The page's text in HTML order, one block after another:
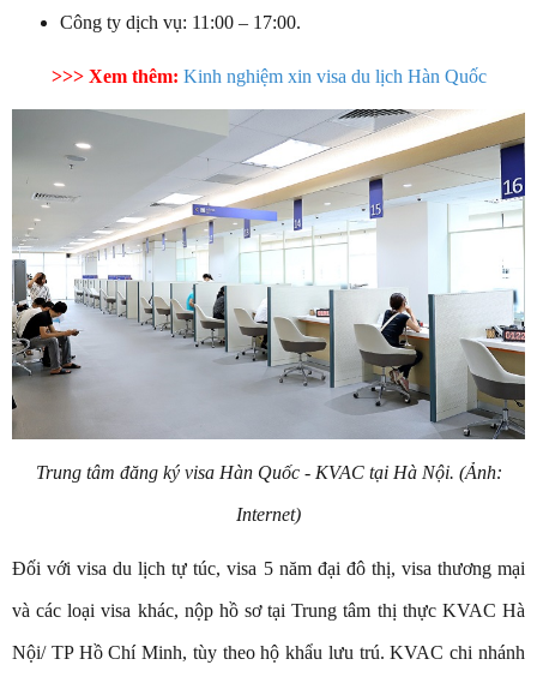
Công ty dịch vụ: 11:00 – 17:00.
>>> Xem thêm: Kinh nghiệm xin visa du lịch Hàn Quốc
Trung tâm đăng ký visa Hàn Quốc - KVAC tại Hà Nội. (Ảnh:
Internet)
Đối với visa du lịch tự túc, visa 5 năm đại đô thị, visa thương mại
và các loại visa khác, nộp hồ sơ tại Trung tâm thị thực KVAC Hà
Nội/ TP Hồ Chí Minh, tùy theo hộ khẩu lưu trú. KVAC chi nhánh